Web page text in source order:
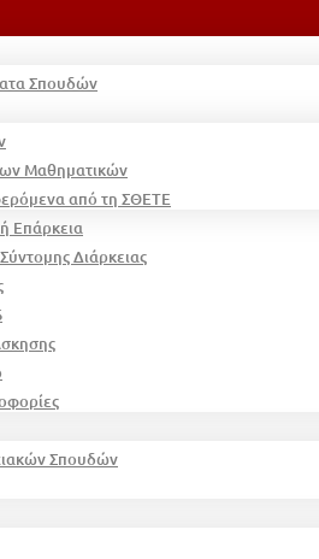
Σπουδών
Μαθηματικών
από τη ΣΘΕΤΕ
Επάρκεια
Διάρκειας
Σπουδών